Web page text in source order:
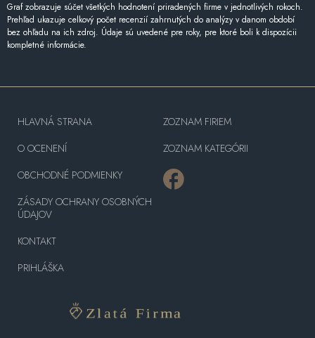
Graf zobrazuje súčet všetkých hodnotení priradených firme v jednotlivých rokoch.
Prehľad ukazuje celkový počet recenzií zahrnutých do analýzy v danom období
bez ohľadu na ich zdroj. Údaje sú uvedené pre roky, pre ktoré boli k dispozícii
kompletné informácie.
HLAVNÁ STRANA
O OCENENÍ
OBCHODNÉ PODMIENKY
ZÁSADY OCHRANY OSOBNÝCH
ÚDAJOV
KONTAKT
PRIHLÁŠKA
ZOZNAM FIRIEM
ZOZNAM KATEGÓRII